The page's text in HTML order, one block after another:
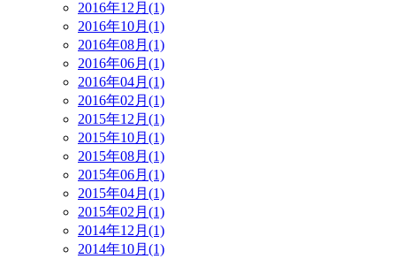
2016年12月(1)
2016年10月(1)
2016年08月(1)
2016年06月(1)
2016年04月(1)
2016年02月(1)
2015年12月(1)
2015年10月(1)
2015年08月(1)
2015年06月(1)
2015年04月(1)
2015年02月(1)
2014年12月(1)
2014年10月(1)